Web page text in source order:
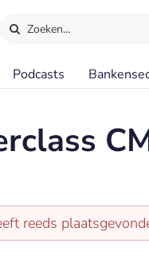
Zoeken…
Podcasts
reeds